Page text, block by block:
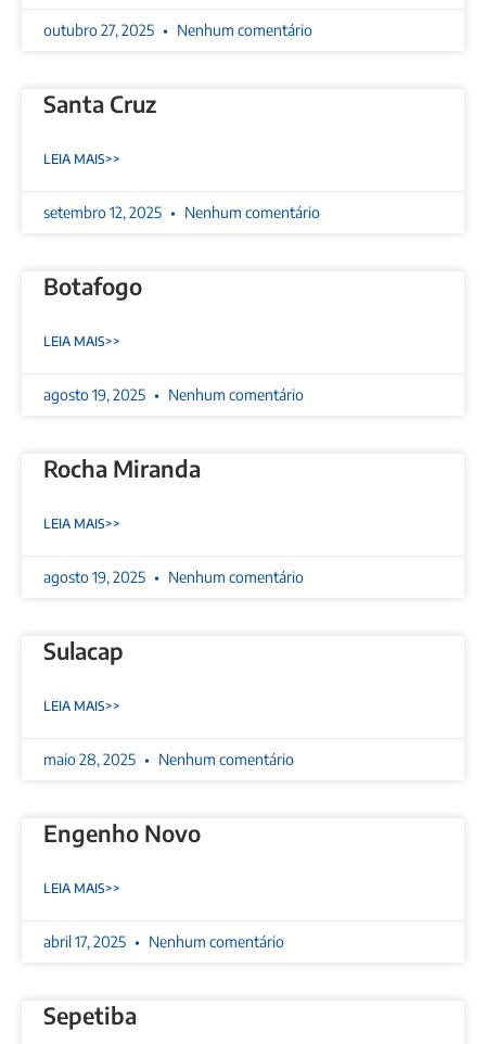
outubro 27, 2025 Nenhum comentário
Santa Cruz
LEIA MAIS>>
setembro 12, 2025 Nenhum comentário
Botafogo
LEIA MAIS>>
agosto 19, 2025 Nenhum comentário
Rocha Miranda
LEIA MAIS>>
agosto 19, 2025 Nenhum comentário
Sulacap
LEIA MAIS>>
maio 28, 2025 Nenhum comentário
Engenho Novo
LEIA MAIS>>
abril 17, 2025 Nenhum comentário
Sepetiba